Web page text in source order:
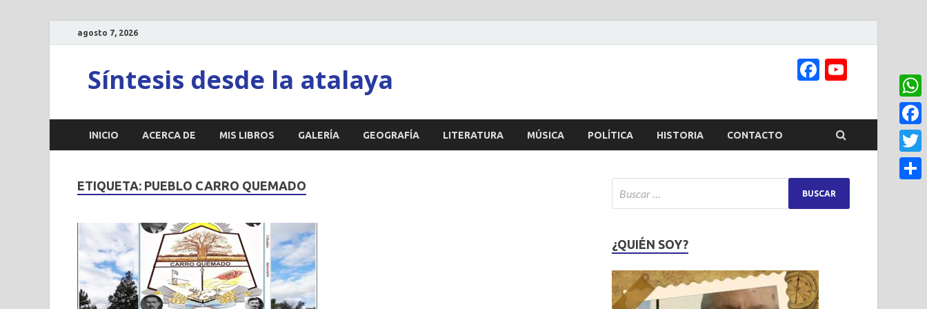
agosto 7, 2026
Síntesis desde la atalaya Facebook
Channel
INICIO ACERCA DE MIS LIBROS GALERÍA GEOGRAFÍA LITERATURA MÚSICA POLÍTICA HISTORIA CONTACTO
ETIQUETA: PUEBLO CARRO QUEMADO
¿QUIÉN SOY?